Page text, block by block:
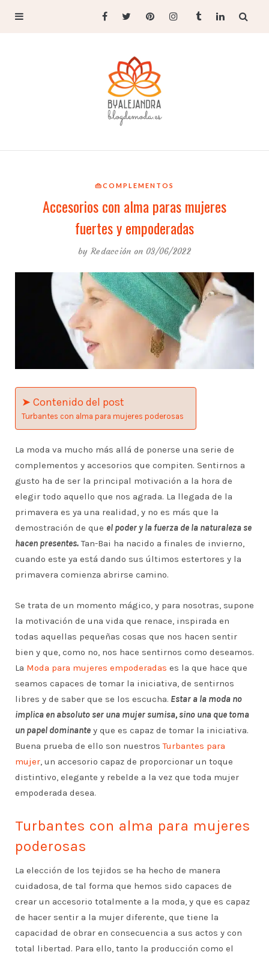
👜COMPLEMENTOS
Accesorios con alma paras mujeres
fuertes y empoderadas
by Redacción on 03/06/2022
➤ Contenido del post
Turbantes con alma para mujeres poderosas
La moda va mucho más allá de ponerse una serie de
complementos y accesorios que compiten. Sentirnos a
gusto ha de ser la principal motivación a la hora de
elegir todo aquello que nos agrada. La llegada de la
primavera es ya una realidad, y no es más que la
demostración de que el poder y la fuerza de la naturaleza se
hacen presentes.Tan-Bai ha nacido a finales de invierno,
cuando este ya está dando sus últimos estertores y la
primavera comienza abrirse camino.
Se trata de un momento mágico, y para nosotras, supone
la motivación de una vida que renace, inspirada en
todas aquellas pequeñas cosas que nos hacen sentir
bien y que, como no, nos hace sentirnos como deseamos.
La Moda para mujeres empoderadas es la que hace que
seamos capaces de tomar la iniciativa, de sentirnos
libres y de saber que se los escucha. Estar a la moda no
implica en absoluto ser una mujer sumisa, sino una que toma
un papel dominante y que es capaz de tomar la iniciativa.
Buena prueba de ello son nuestrosTurbantes para
mujer , un accesorio capaz de proporcionar un toque
distintivo, elegante y rebelde a la vez que toda mujer
empoderada desea.
Turbantes con alma para mujeres
poderosas
La elección de los tejidos se ha hecho de manera
cuidadosa, de tal forma que hemos sido capaces de
crear un accesorio totalmente a la moda, y que es capaz
de hacer sentir a la mujer diferente, que tiene la
capacidad de obrar en consecuencia a sus actos y con
total libertad. Para ello, tanto la producción como el